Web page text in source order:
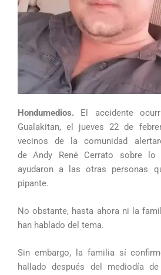
Hondumedios. El accidente
Gualakitan, el jueves 22 de
vecinos de la comunidad
de Andy René Cerrato sobre lo
ayudaron a las otras personas
pipante.
No obstante, hasta ahora ni la
han hablado del tema.
Sin embargo, la familia sí
hallado después del mediodía